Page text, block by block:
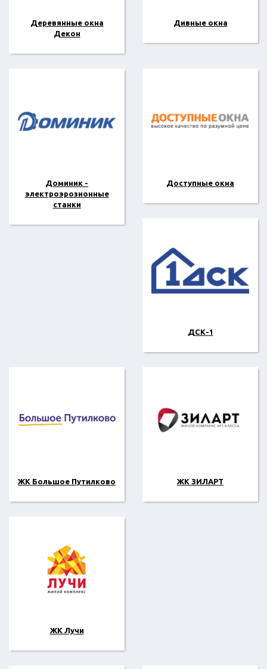
Деревянные окна
Декон
Дивные окна
Доминик -
электроэрозионные
станки
Доступные окна
ДСК-1
ЖК Большое Путилково ЖК ЗИЛАРТ
ЖК Лучи